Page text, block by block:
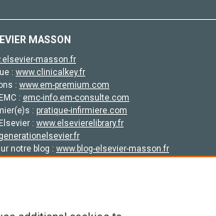
MASSON
masson.fr
: www.clinicalkey.fr
: www.em-premium.com
: emc-info.em-consulte.com
: pratique-infirmiere.com
: www.elsevierelibrary.fr
notre blog : www.blog-elsevier-masson.fr